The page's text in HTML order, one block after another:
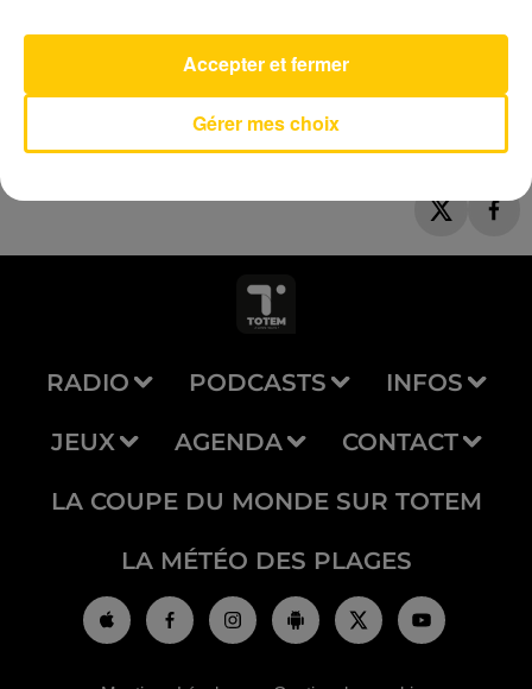
JENIFER
RADIO PODCASTS INFOS
JEUX AGENDA CONTACT
LA COUPE DU MONDE SUR TOTEM
LA MÉTÉO DES PLAGES
Gérer mes choix
Accepter et fermer